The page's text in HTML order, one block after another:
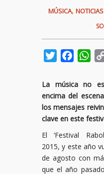
MÚSICA, NOTICIAS
Twitter
La música no
encima del
los mensajes
clave en este
El ‘Festival
2015, y este año
de agosto con
que el año